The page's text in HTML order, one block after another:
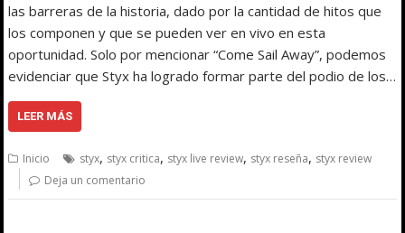
las barreras de la historia, dado por la cantidad de hitos que
los componen y que se pueden ver en vivo en esta
oportunidad. Solo por mencionar “Come Sail Away”, podemos
evidenciar que Styx ha logrado formar parte del podio de los…
LEER MÁS
Inicio styx, styx critica, styx live review, styx reseña, styx review
Deja un comentario